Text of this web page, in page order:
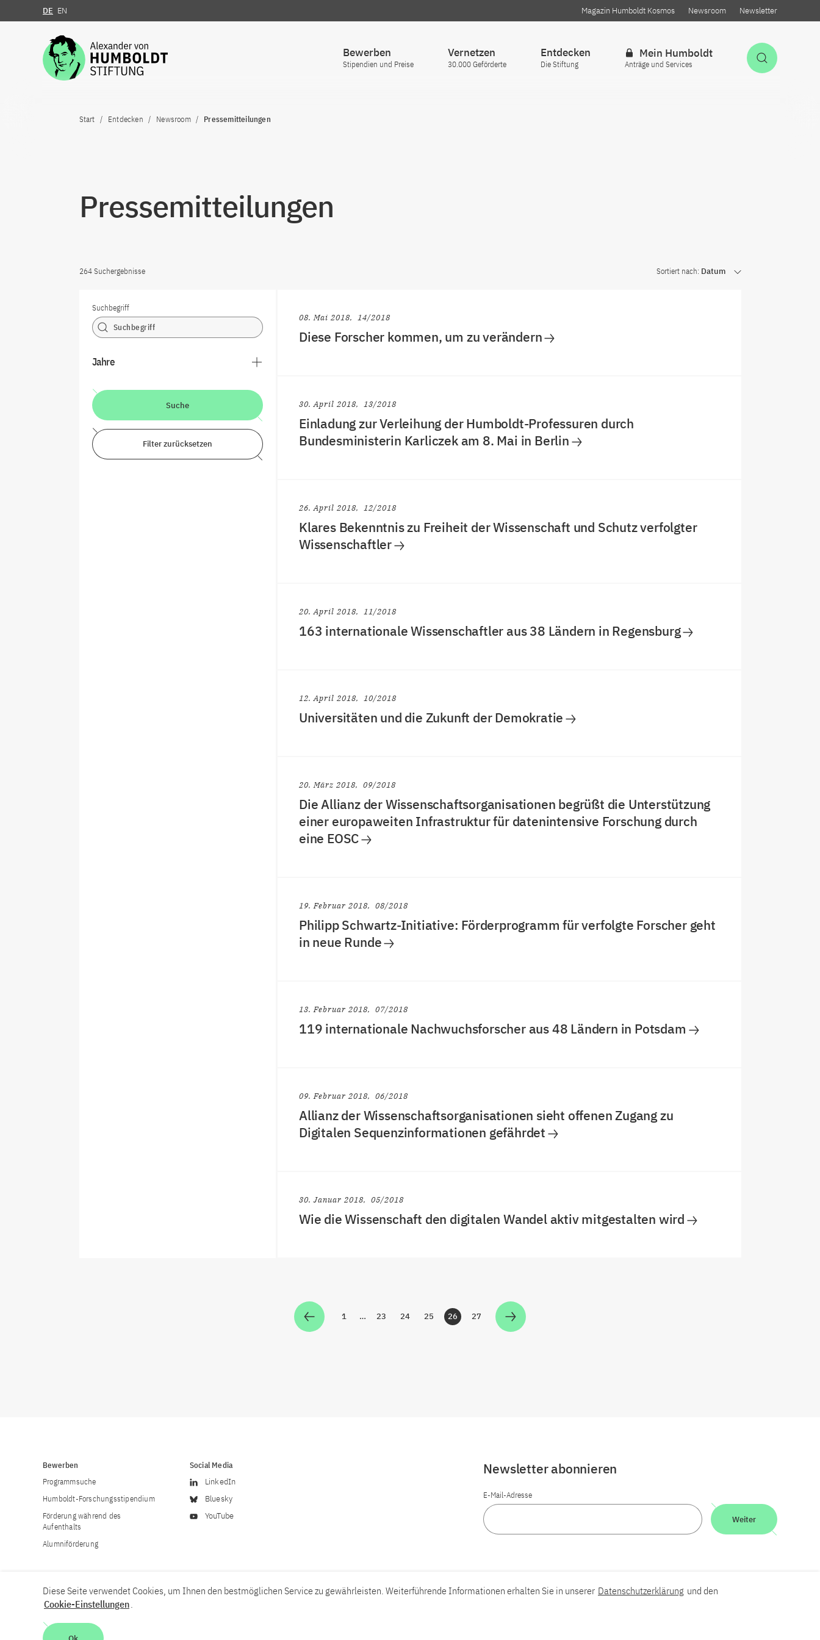
Zum Inhalt springen
DE EN Magazin Humboldt Kosmos Newsroom Newsletter
Bewerben
Stipendien und Preise
Vernetzen
30.000 Geförderte
Entdecken
Die Stiftung
Mein Humboldt
Anträge und Services
Start Entdecken Newsroom Pressemitteilungen
Pressemitteilungen
264 Suchergebnisse Sortiert nach: Datum
Suchbegriff
Jahre
Suche
Filter zurücksetzen
08. Mai 2018 14/2018
Diese Forscher kommen, um zu verändern
30. April 2018 13/2018
Einladung zur Verleihung der Humboldt-Professuren durch
Bundesministerin Karliczek am 8. Mai in Berlin
26. April 2018 12/2018
Klares Bekenntnis zu Freiheit der Wissenschaft und Schutz verfolgter
Wissenschaftler
20. April 2018 11/2018
163 internationale Wissenschaftler aus 38 Ländern in Regensburg
12. April 2018 10/2018
Universitäten und die Zukunft der Demokratie
20. März 2018 09/2018
Die Allianz der Wissenschaftsorganisationen begrüßt die Unterstützung
einer europaweiten Infrastruktur für datenintensive Forschung durch
eine EOSC
19. Februar 2018 08/2018
Philipp Schwartz-Initiative: Förderprogramm für verfolgte Forscher geht
in neue Runde
13. Februar 2018 07/2018
119 internationale Nachwuchsforscher aus 48 Ländern in Potsdam
09. Februar 2018 06/2018
Allianz der Wissenschaftsorganisationen sieht offenen Zugang zu
Digitalen Sequenzinformationen gefährdet
30. Januar 2018 05/2018
Wie die Wissenschaft den digitalen Wandel aktiv mitgestalten wird
Zur Seite
1 … Zur Seite
23 Zur Seite
24 Zur Seite
25 Zur Seite
26 Zur Seite
27
Bewerben
Programmsuche
Humboldt-Forschungsstipendium
Förderung während des
Aufenthalts
Alumniförderung
Social Media
LinkedIn
Bluesky
YouTube
Newsletter abonnieren
E-Mail-Adresse
Weiter
Diese Seite verwendet Cookies, um Ihnen den bestmöglichen Service zu gewährleisten. Weiterführende Informationen erhalten Sie in unserer Datenschutzerklärung und den
Cookie-Einstellungen.